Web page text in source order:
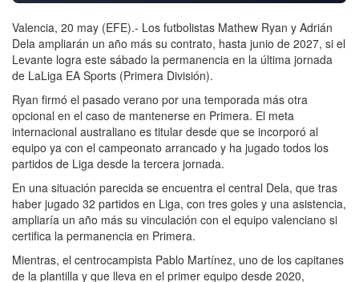
Valencia, 20 may (EFE).- Los futbolistas Mathew Ryan y Adrián
Dela ampliarán un año más su contrato, hasta junio de 2027, si el
Levante logra este sábado la permanencia en la última jornada
de LaLiga EA Sports (Primera División).
Ryan firmó el pasado verano por una temporada más otra
opcional en el caso de mantenerse en Primera. El meta
internacional australiano es titular desde que se incorporó al
equipo ya con el campeonato arrancado y ha jugado todos los
partidos de Liga desde la tercera jornada.
En una situación parecida se encuentra el central Dela, que tras
haber jugado 32 partidos en Liga, con tres goles y una asistencia,
ampliaría un año más su vinculación con el equipo valenciano si
certifica la permanencia en Primera.
Mientras, el centrocampista Pablo Martínez, uno de los capitanes
de la plantilla y que lleva en el primer equipo desde 2020,